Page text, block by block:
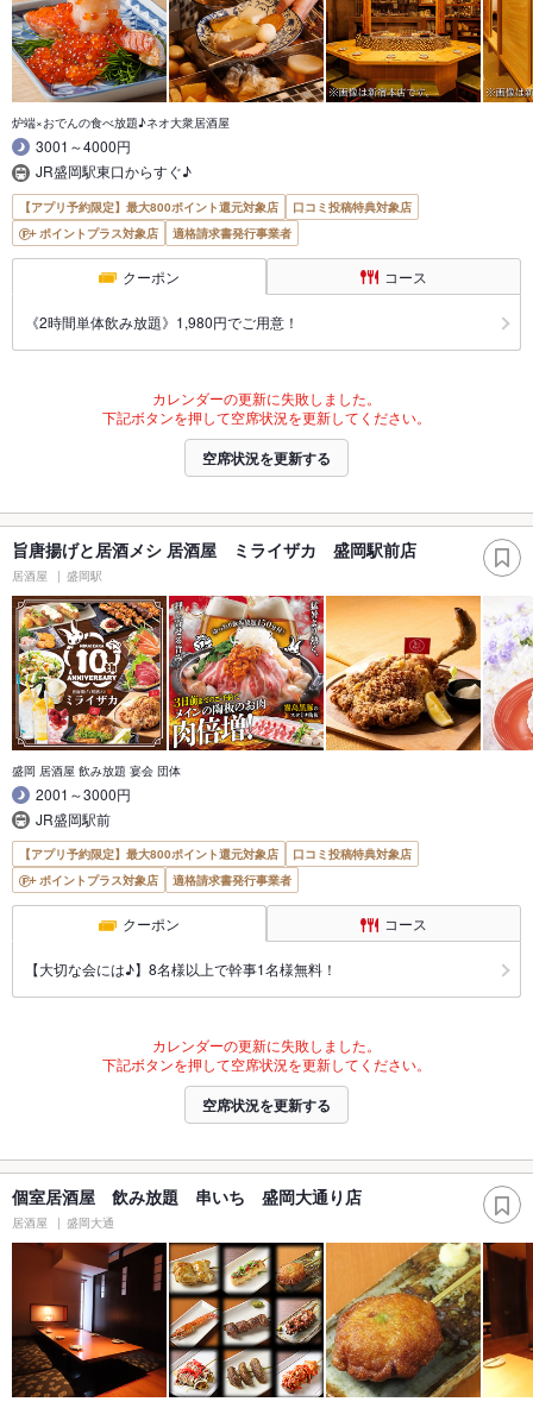
炉端×おでんの食べ放題♪ネオ大衆居酒屋
3001～4000円
JR盛岡駅東口からすぐ♪
【アプリ予約限定】最大800ポイント還元対象店
口コミ投稿特典対象店
ポイントプラス対象店
適格請求書発行事業者
クーポン コース
《2時間単体飲み放題》1,980円でご用意！
カレンダーの更新に失敗しました。
下記ボタンを押して空席状況を更新してください。
空席状況を更新する
旨唐揚げと居酒メシ 居酒屋 ミライザカ 盛岡駅前店
居酒屋 盛岡駅
盛岡 居酒屋 飲み放題 宴会 団体
2001～3000円
JR盛岡駅前
【アプリ予約限定】最大800ポイント還元対象店
口コミ投稿特典対象店
ポイントプラス対象店
適格請求書発行事業者
クーポン コース
【大切な会には♪】8名様以上で幹事1名様無料！
カレンダーの更新に失敗しました。
下記ボタンを押して空席状況を更新してください。
空席状況を更新する
個室居酒屋 飲み放題 串いち 盛岡大通り店
居酒屋 盛岡大通